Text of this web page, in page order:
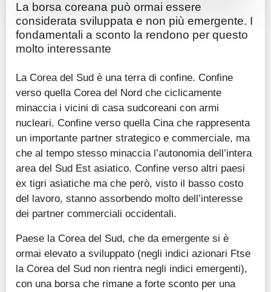
La borsa coreana può ormai essere
considerata sviluppata e non più emergente. I
fondamentali a sconto la rendono per questo
molto interessante
La Corea del Sud è una terra di confine. Confine
verso quella Corea del Nord che ciclicamente
minaccia i vicini di casa sudcoreani con armi
nucleari. Confine verso quella Cina che rappresenta
un importante partner strategico e commerciale, ma
che al tempo stesso minaccia l’autonomia dell’intera
area del Sud Est asiatico. Confine verso altri paesi
ex tigri asiatiche ma che però, visto il basso costo
del lavoro, stanno assorbendo molto dell’interesse
dei partner commerciali occidentali.
Paese la Corea del Sud, che da emergente si è
ormai elevato a sviluppato (negli indici azionari Ftse
la Corea del Sud non rientra negli indici emergenti),
con una borsa che rimane a forte sconto per una